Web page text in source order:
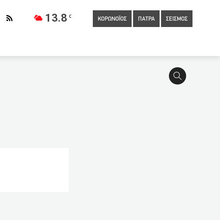
13.8 C
ΚΟΡΩΝΟΪΟΣ ΠΑΤΡΑ ΣΕΙΣΜΟΣ
Κορωνοϊός: Η βρετανική μετάλλαξη βρέθηκε για πρώτη
Με τεστ και φυσική παρουσία η τελετή απονομής των